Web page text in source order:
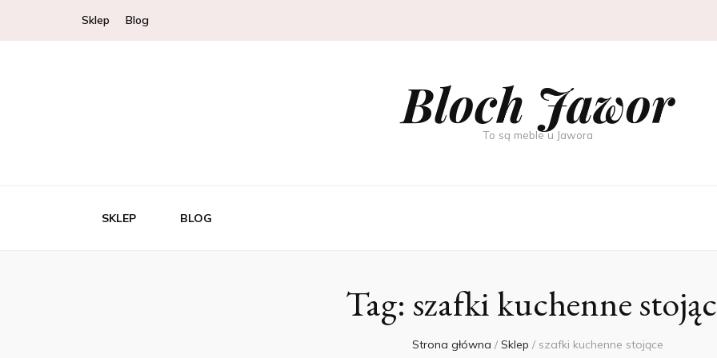
Sklep Blog
Bloch Jawor
To są meble u Jawora
SKLEP BLOG
Tag: szafki kuchenne
Strona główna / Sklep / szafki kuchenne stojące